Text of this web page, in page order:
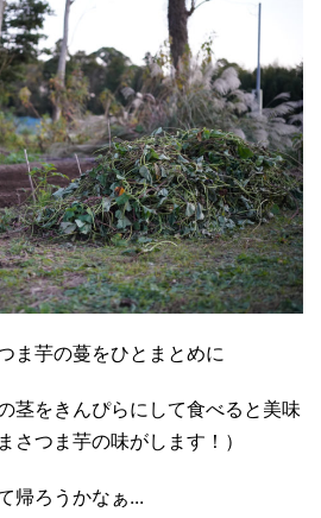
ま芋の蔓をひとまとめに
茎をきんぴらにして食べると美味
さつま芋の味がします！）
帰ろうかなぁ...